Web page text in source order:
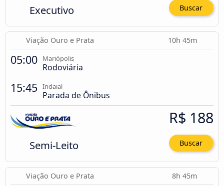
Executivo Buscar
Viação Ouro e Prata 10h 45m
05:00 Mariópolis
Rodoviária
15:45 Indaial
Parada de Ônibus
Semi-Leito
R$ 188
Buscar
Viação Ouro e Prata 8h 45m